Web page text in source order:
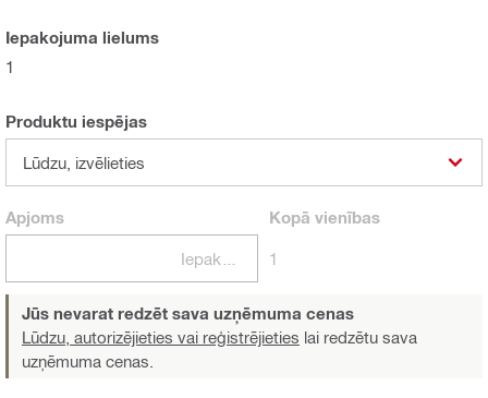
Iepakojuma lielums
1
Produktu iespējas
Lūdzu, izvēlieties
Apjoms Kopā vienības
1
Jūs nevarat redzēt sava uzņēmuma cenas
Lūdzu, autorizējieties vai reģistrējieties lai redzētu sava
uzņēmuma cenas.